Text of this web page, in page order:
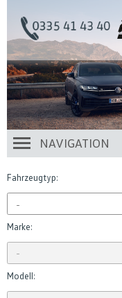
NAVIGATION
Fahrzeugtyp:
Marke:
Modell: